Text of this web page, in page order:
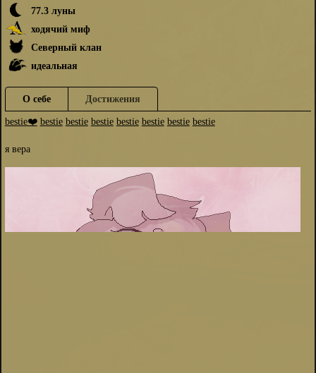
77.3 луны
ходячий миф
Северный клан
идеальная
О себе
Достижения
bestie❤️ bestie bestie bestie bestie bestie bestie bestie
я вера